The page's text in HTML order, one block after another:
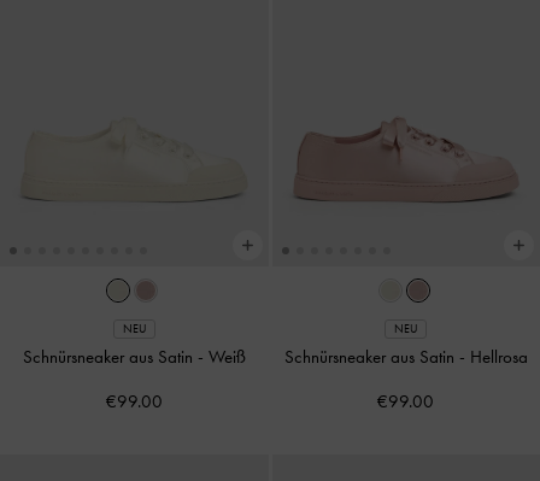
NEU
Schnürsneaker aus Satin - Weiß
€99.00
NEU
Schnürsneaker aus Satin - Hellrosa
€99.00